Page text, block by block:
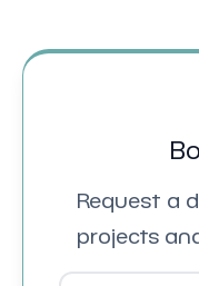
Request a
projects